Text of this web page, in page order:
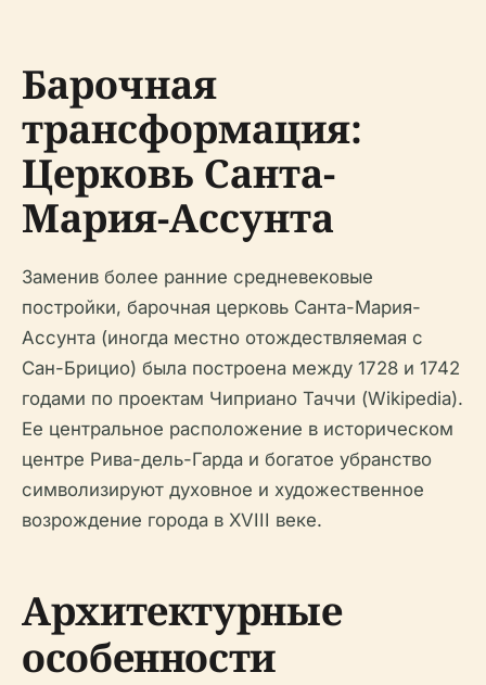
Барочная
трансформация:
Церковь Санта-
Мария-Ассунта
Заменив более ранние средневековые
постройки, барочная церковь Санта-Мария-
Ассунта (иногда местно отождествляемая с
Сан-Брицио) была построена между 1728 и 1742
годами по проектам Чиприано Таччи (Wikipedia).
Ее центральное расположение в историческом
центре Рива-дель-Гарда и богатое убранство
символизируют духовное и художественное
возрождение города в XVIII веке.
Архитектурные
особенности